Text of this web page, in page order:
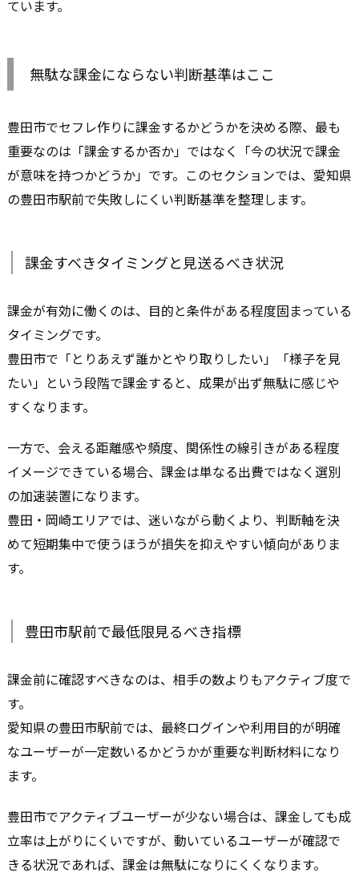
ています。
無駄な課金にならない判断基準はここ
豊田市でセフレ作りに課金するかどうかを決める際、最も
重要なのは「課金するか否か」ではなく「今の状況で課金
が意味を持つかどうか」です。このセクションでは、愛知県
の豊田市駅前で失敗しにくい判断基準を整理します。
課金すべきタイミングと見送るべき状況
課金が有効に働くのは、目的と条件がある程度固まっている
タイミングです。
豊田市で「とりあえず誰かとやり取りしたい」「様子を見
たい」という段階で課金すると、成果が出ず無駄に感じや
すくなります。
一方で、会える距離感や頻度、関係性の線引きがある程度
イメージできている場合、課金は単なる出費ではなく選別
の加速装置になります。
豊田・岡崎エリアでは、迷いながら動くより、判断軸を決
めて短期集中で使うほうが損失を抑えやすい傾向がありま
す。
豊田市駅前で最低限見るべき指標
課金前に確認すべきなのは、相手の数よりもアクティブ度で
す。
愛知県の豊田市駅前では、最終ログインや利用目的が明確
なユーザーが一定数いるかどうかが重要な判断材料になり
ます。
豊田市でアクティブユーザーが少ない場合は、課金しても成
立率は上がりにくいですが、動いているユーザーが確認で
きる状況であれば、課金は無駄になりにくくなります。